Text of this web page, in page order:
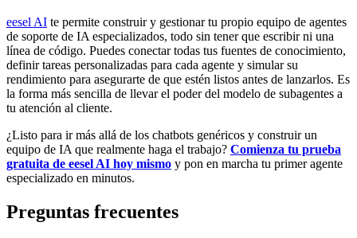
eesel AI te permite construir y gestionar tu propio equipo de agentes
de soporte de IA especializados, todo sin tener que escribir ni una
línea de código. Puedes conectar todas tus fuentes de conocimiento,
definir tareas personalizadas para cada agente y simular su
rendimiento para asegurarte de que estén listos antes de lanzarlos. Es
la forma más sencilla de llevar el poder del modelo de subagentes a
tu atención al cliente.
¿Listo para ir más allá de los chatbots genéricos y construir un
equipo de IA que realmente haga el trabajo? Comienza tu prueba
gratuita de eesel AI hoy mismo y pon en marcha tu primer agente
especializado en minutos.
Preguntas frecuentes